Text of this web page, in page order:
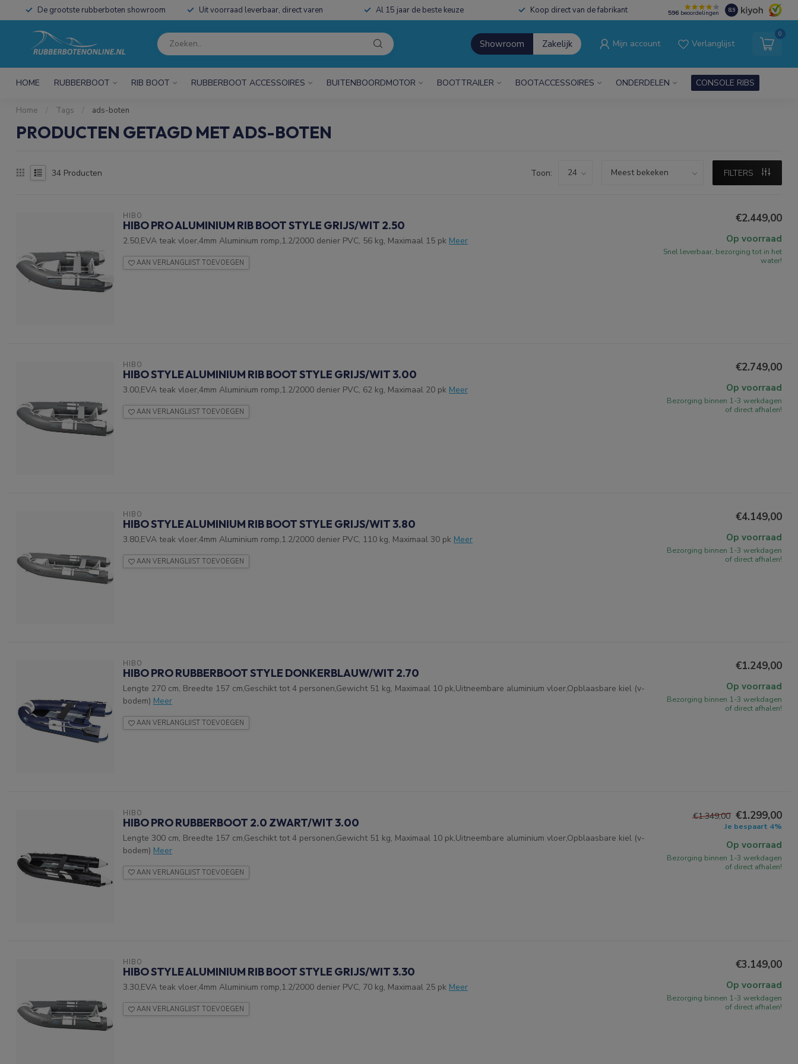
De grootste rubberboten showroom Uit voorraad leverbaar, direct varen Al 15 jaar de beste keuze Koop direct van de fabrikant 596 beoordelingen 8.9
Showroom Zakelijk Mijn account Verlanglijst
0
HOME RUBBERBOOT RIB BOOT RUBBERBOOT ACCESSOIRES BUITENBOORDMOTOR BOOTTRAILER BOOTACCESSOIRES ONDERDELEN CONSOLE RIBS
Home / Tags / ads-boten
PRODUCTEN GETAGD MET ADS-BOTEN
34 Producten Toon: FILTERS
HIBO
HIBO PRO ALUMINIUM RIB BOOT STYLE GRIJS/WIT 2.50
2.50,EVA teak vloer,4mm Aluminium romp,1.2/2000 denier PVC, 56 kg, Maximaal 15 pk Meer
AAN VERLANGLIJST TOEVOEGEN
€2.449,00
Op voorraad
Snel leverbaar, bezorging tot in het
water!
HIBO
HIBO STYLE ALUMINIUM RIB BOOT STYLE GRIJS/WIT 3.00
3.00,EVA teak vloer,4mm Aluminium romp,1.2/2000 denier PVC, 62 kg, Maximaal 20 pk Meer
AAN VERLANGLIJST TOEVOEGEN
€2.749,00
Op voorraad
Bezorging binnen 1-3 werkdagen
of direct afhalen!
HIBO
HIBO STYLE ALUMINIUM RIB BOOT STYLE GRIJS/WIT 3.80
3.80,EVA teak vloer,4mm Aluminium romp,1.2/2000 denier PVC, 110 kg, Maximaal 30 pk Meer
AAN VERLANGLIJST TOEVOEGEN
€4.149,00
Op voorraad
Bezorging binnen 1-3 werkdagen
of direct afhalen!
HIBO
HIBO PRO RUBBERBOOT STYLE DONKERBLAUW/WIT 2.70
Lengte 270 cm, Breedte 157 cm,Geschikt tot 4 personen,Gewicht 51 kg, Maximaal 10 pk,Uitneembare aluminium vloer,Opblaasbare kiel (v-
bodem) Meer
AAN VERLANGLIJST TOEVOEGEN
€1.249,00
Op voorraad
Bezorging binnen 1-3 werkdagen
of direct afhalen!
HIBO
HIBO PRO RUBBERBOOT 2.0 ZWART/WIT 3.00
Lengte 300 cm, Breedte 157 cm,Geschikt tot 4 personen,Gewicht 51 kg, Maximaal 10 pk,Uitneembare aluminium vloer,Opblaasbare kiel (v-
bodem) Meer
AAN VERLANGLIJST TOEVOEGEN
€1.349,00 €1.299,00
Je bespaart 4%
Op voorraad
Bezorging binnen 1-3 werkdagen
of direct afhalen!
HIBO
HIBO STYLE ALUMINIUM RIB BOOT STYLE GRIJS/WIT 3.30
3.30,EVA teak vloer,4mm Aluminium romp,1.2/2000 denier PVC, 70 kg, Maximaal 25 pk Meer
AAN VERLANGLIJST TOEVOEGEN
€3.149,00
Op voorraad
Bezorging binnen 1-3 werkdagen
of direct afhalen!